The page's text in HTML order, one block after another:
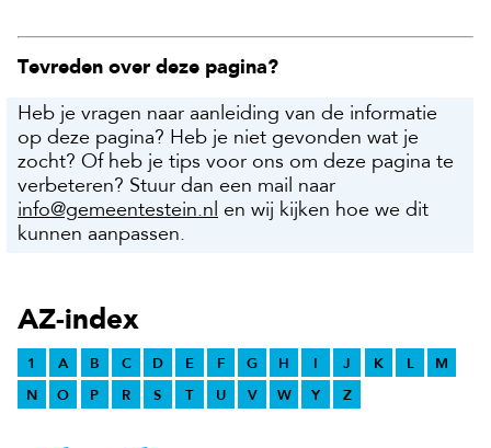
Tevreden over deze pagina?
Heb je vragen naar aanleiding van de informatie
op deze pagina? Heb je niet gevonden wat je
zocht? Of heb je tips voor ons om deze pagina te
verbeteren? Stuur dan een mail naar
info@gemeentestein.nl en wij kijken hoe we dit
kunnen aanpassen.
AZ-index
1 A B C D E F G H I J K L
M
N
O P R S T U V W Y Z